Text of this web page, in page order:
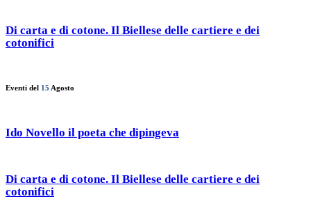
Di carta e di cotone. Il Biellese delle cartiere e dei
cotonifici
Eventi del 15 Agosto
Ido Novello il poeta che dipingeva
Di carta e di cotone. Il Biellese delle cartiere e dei
cotonifici